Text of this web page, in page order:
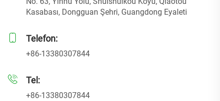
Kasabası, Dongguan Şehri, Guangdong Eyaleti
Telefon:
+86-13380307844
Tel:
+86-13380307844